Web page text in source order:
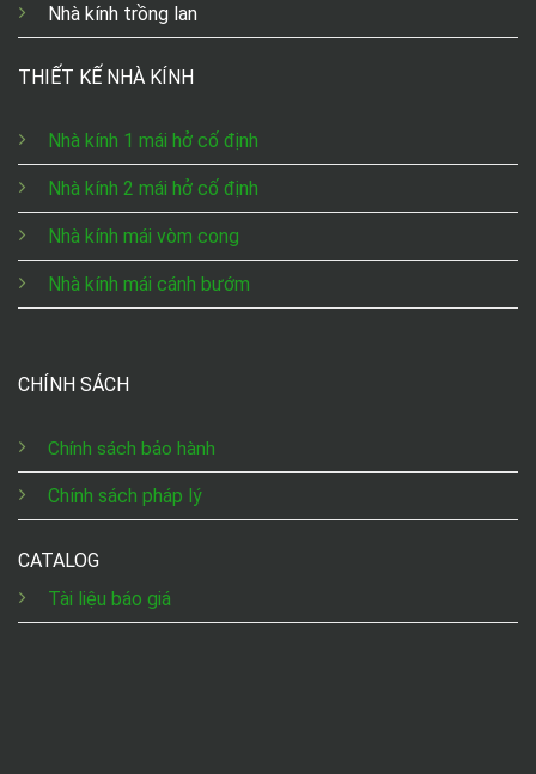
Nhà kính trồng lan
THIẾT KẾ NHÀ KÍNH
Nhà kính 1 mái hở cố định
Nhà kính 2 mái hở cố định
Nhà kính mái vòm cong
Nhà kính mái cánh bướm
CHÍNH SÁCH
Chính sách bảo hành
Chính sách pháp lý
CATALOG
Tài liệu báo giá